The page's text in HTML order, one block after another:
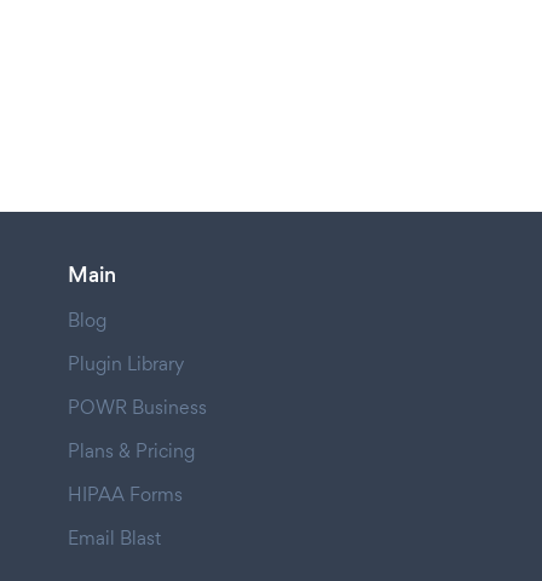
Main
Blog
Plugin Library
POWR Business
Plans & Pricing
HIPAA Forms
Email Blast